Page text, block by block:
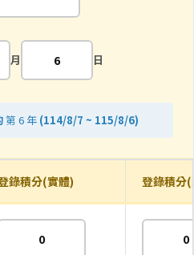
月
日
第 6 年 (114/8/7 ~ 115/8/6)
錄積分(實體) 登錄積分